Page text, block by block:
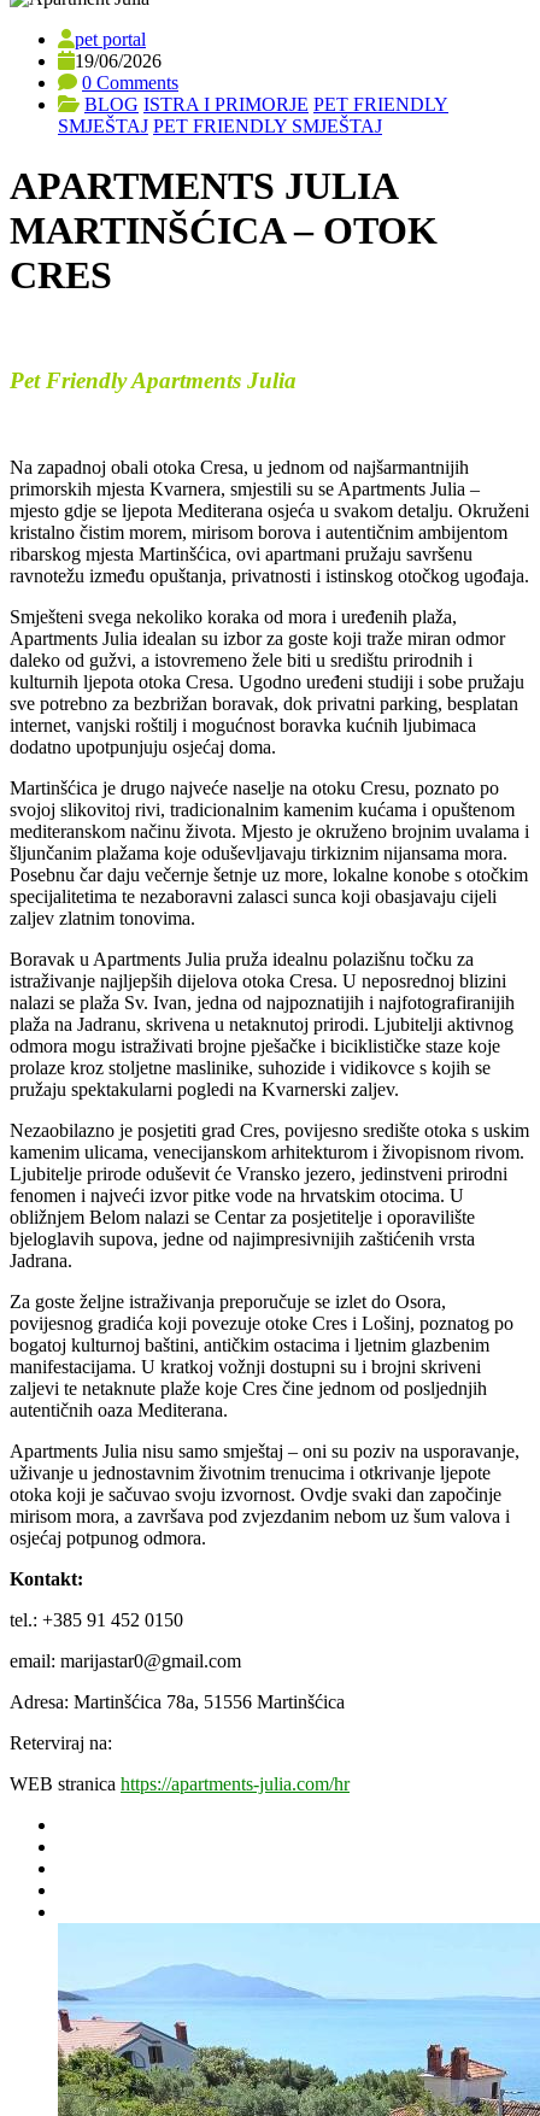
pet portal
19/06/2026
0 Comments
BLOG ISTRA I PRIMORJE PET FRIENDLY
SMJEŠTAJ PET FRIENDLY SMJEŠTAJ
APARTMENTS JULIA
MARTINŠĆICA – OTOK
CRES
Pet Friendly Apartments Julia
Na zapadnoj obali otoka Cresa, u jednom od najšarmantnijih
primorskih mjesta Kvarnera, smjestili su se Apartments Julia –
mjesto gdje se ljepota Mediterana osjeća u svakom detalju. Okruženi
kristalno čistim morem, mirisom borova i autentičnim ambijentom
ribarskog mjesta Martinšćica, ovi apartmani pružaju savršenu
ravnotežu između opuštanja, privatnosti i istinskog otočkog ugođaja.
Smješteni svega nekoliko koraka od mora i uređenih plaža,
Apartments Julia idealan su izbor za goste koji traže miran odmor
daleko od gužvi, a istovremeno žele biti u središtu prirodnih i
kulturnih ljepota otoka Cresa. Ugodno uređeni studiji i sobe pružaju
sve potrebno za bezbrižan boravak, dok privatni parking, besplatan
internet, vanjski roštilj i mogućnost boravka kućnih ljubimaca
dodatno upotpunjuju osjećaj doma.
Martinšćica je drugo najveće naselje na otoku Cresu, poznato po
svojoj slikovitoj rivi, tradicionalnim kamenim kućama i opuštenom
mediteranskom načinu života. Mjesto je okruženo brojnim uvalama i
šljunčanim plažama koje oduševljavaju tirkiznim nijansama mora.
Posebnu čar daju večernje šetnje uz more, lokalne konobe s otočkim
specijalitetima te nezaboravni zalasci sunca koji obasjavaju cijeli
zaljev zlatnim tonovima.
Boravak u Apartments Julia pruža idealnu polazišnu točku za
istraživanje najljepših dijelova otoka Cresa. U neposrednoj blizini
nalazi se plaža Sv. Ivan, jedna od najpoznatijih i najfotografiranijih
plaža na Jadranu, skrivena u netaknutoj prirodi. Ljubitelji aktivnog
odmora mogu istraživati brojne pješačke i biciklističke staze koje
prolaze kroz stoljetne maslinike, suhozide i vidikovce s kojih se
pružaju spektakularni pogledi na Kvarnerski zaljev.
Nezaobilazno je posjetiti grad Cres, povijesno središte otoka s uskim
kamenim ulicama, venecijanskom arhitekturom i živopisnom rivom.
Ljubitelje prirode oduševit će Vransko jezero, jedinstveni prirodni
fenomen i najveći izvor pitke vode na hrvatskim otocima. U
obližnjem Belom nalazi se Centar za posjetitelje i oporavilište
bjeloglavih supova, jedne od najimpresivnijih zaštićenih vrsta
Jadrana.
Za goste željne istraživanja preporučuje se izlet do Osora,
povijesnog gradića koji povezuje otoke Cres i Lošinj, poznatog po
bogatoj kulturnoj baštini, antičkim ostacima i ljetnim glazbenim
manifestacijama. U kratkoj vožnji dostupni su i brojni skriveni
zaljevi te netaknute plaže koje Cres čine jednom od posljednjih
autentičnih oaza Mediterana.
Apartments Julia nisu samo smještaj – oni su poziv na usporavanje,
uživanje u jednostavnim životnim trenucima i otkrivanje ljepote
otoka koji je sačuvao svoju izvornost. Ovdje svaki dan započinje
mirisom mora, a završava pod zvjezdanim nebom uz šum valova i
osjećaj potpunog odmora.
Kontakt:
tel.: +385 91 452 0150
email: marijastar0@gmail.com
Adresa: Martinšćica 78a, 51556 Martinšćica
Reterviraj na:
WEB stranica https://apartments-julia.com/hr